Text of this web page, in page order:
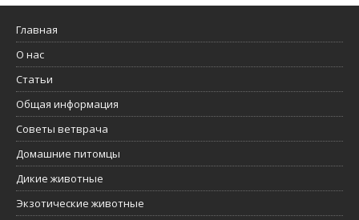
Главная
О нас
Статьи
Общая информация
Советы ветврача
Домашние питомцы
Дикие животные
Экзотические животные